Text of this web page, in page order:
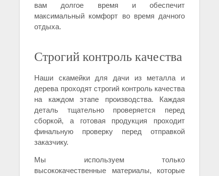
вам долгое время и обеспечит
максимальный комфорт во время дачного
отдыха.
Строгий контроль качества
Наши скамейки для дачи из металла и
дерева проходят строгий контроль качества
на каждом этапе производства. Каждая
деталь тщательно проверяется перед
сборкой, а готовая продукция проходит
финальную проверку перед отправкой
заказчику.
Мы используем только
высококачественные материалы, которые